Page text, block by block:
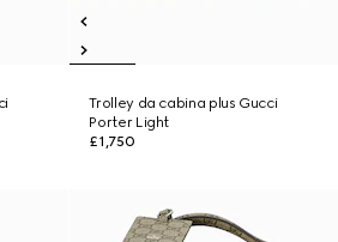
Trolley da cabina plus Gucci
Porter Light
£1,750